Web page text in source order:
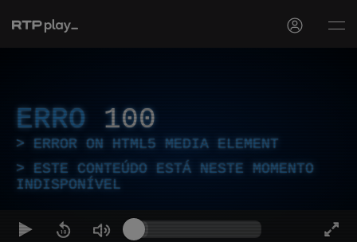
ERRO 100
ERROR ON HTML5 MEDIA ELEMENT
ESTE CONTEÚDO ESTÁ NESTE MOMENTO
INDISPONÍVEL